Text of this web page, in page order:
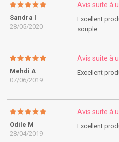
Sandra I
28/05/2020
Avis suite à
Excellent
souple.
Mehdi A
07/06/2019
Avis suite à
Excellent
Odile M
28/04/2019
Avis suite à
Excellent